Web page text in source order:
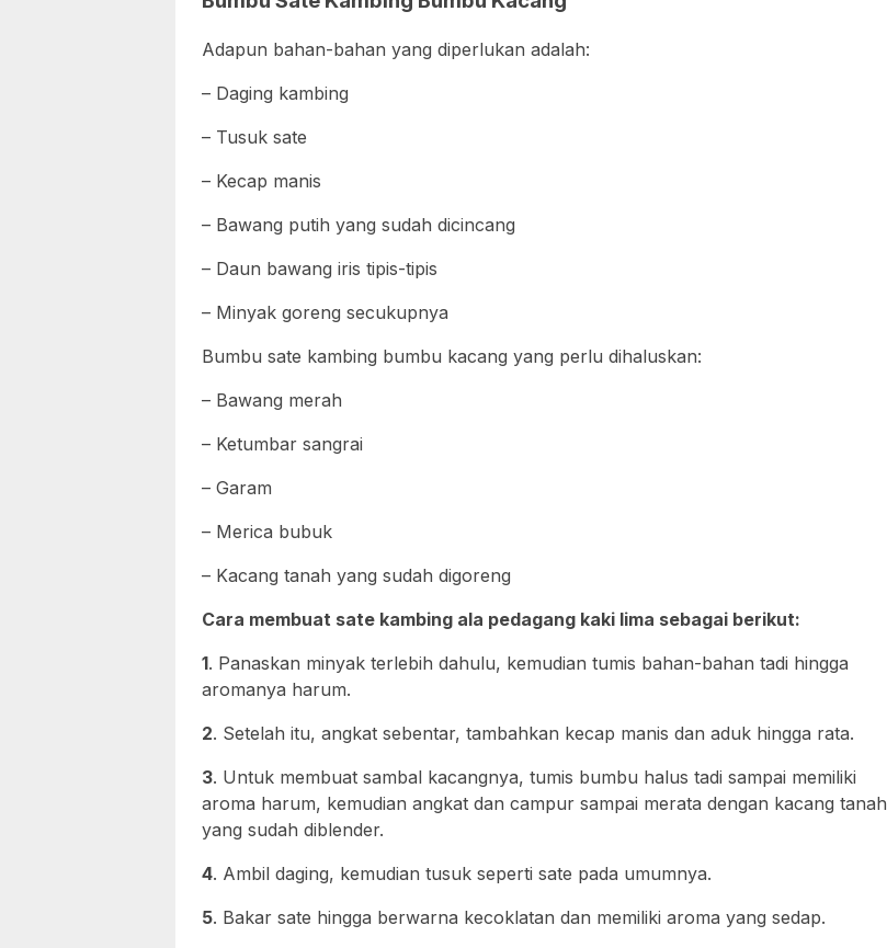
Adapun bahan-bahan yang diperlukan adalah:
– Daging kambing
– Tusuk sate
– Kecap manis
– Bawang putih yang sudah dicincang
– Daun bawang iris tipis-tipis
– Minyak goreng secukupnya
Bumbu sate kambing bumbu kacang yang perlu dihaluskan:
– Bawang merah
– Ketumbar sangrai
– Garam
– Merica bubuk
– Kacang tanah yang sudah digoreng
Cara membuat sate kambing ala pedagang kaki lima sebagai berikut:
1. Panaskan minyak terlebih dahulu, kemudian tumis bahan-bahan tadi hingga
aromanya harum.
2. Setelah itu, angkat sebentar, tambahkan kecap manis dan aduk hingga rata.
3. Untuk membuat sambal kacangnya, tumis bumbu halus tadi sampai memiliki
aroma harum, kemudian angkat dan campur sampai merata dengan kacang tanah
yang sudah diblender.
4. Ambil daging, kemudian tusuk seperti sate pada umumnya.
5. Bakar sate hingga berwarna kecoklatan dan memiliki aroma yang sedap.